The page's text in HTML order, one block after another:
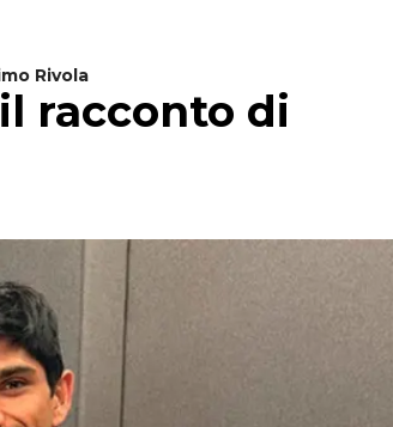
Rivola
racconto di